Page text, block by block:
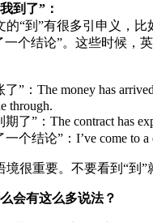
到了”：
的“到”有很多引申义，比
一个结论”。这些时候，
”：The money has
through.
期了”：The contract has
一个结论”：I’ve come to a
很重要。不要看到“到”
会有这么多说法？